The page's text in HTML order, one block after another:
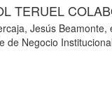
TERUEL
Jesús
de Negocio